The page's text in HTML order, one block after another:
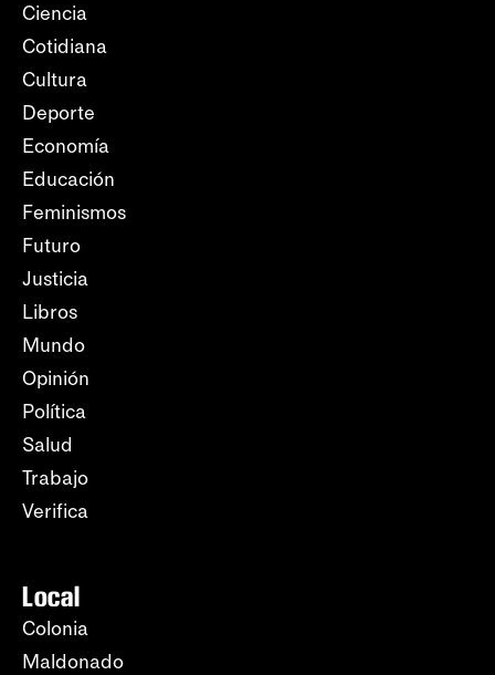
Ciencia
Cotidiana
Cultura
Deporte
Economía
Educación
Feminismos
Futuro
Justicia
Libros
Mundo
Opinión
Política
Salud
Trabajo
Verifica
Local
Colonia
Maldonado